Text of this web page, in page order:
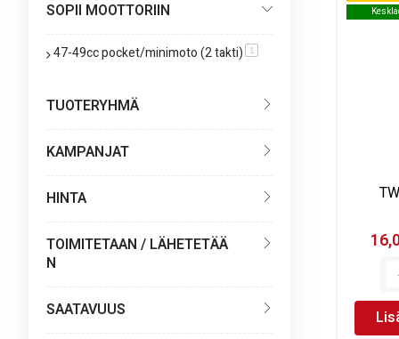
SOPII MOOTTORIIN
47-49cc pocket/minimoto (2 takti) 1
TUOTERYHMÄ
KAMPANJAT
HINTA
TOIMITETAAN / LÄHETETÄÄ
N
SAATAVUUS